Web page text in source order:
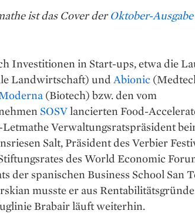
ist das Cover derOktober-Ausgabe
Investitionen in Start-ups, etwa die
Landwirtschaft) und Abionic
(Biotech) bzw. den vom
SOSVlancierten Food-
Verwaltungsratspräsident
Salt, Präsident des Verbier
des World Economic
der spanischen Business School San
musste er aus
Brabair läuft weiterhin.